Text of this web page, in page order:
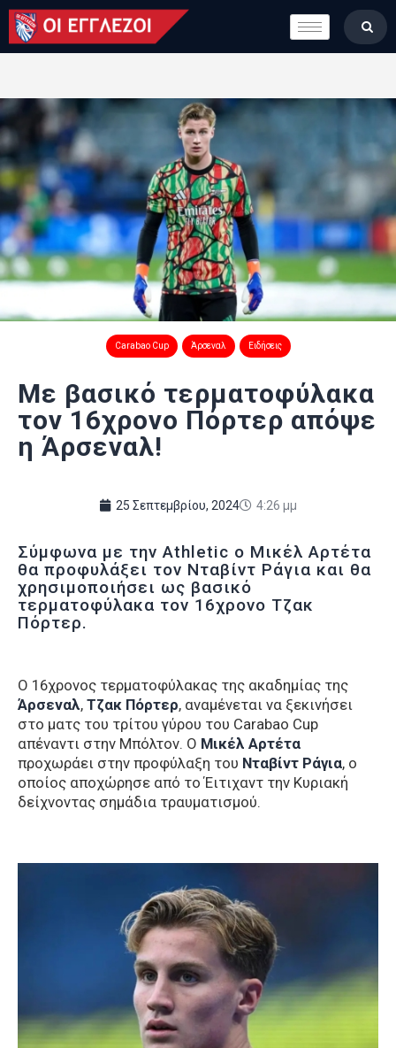
LONDON CALLING
ΚΑΤΗΓΟΡΙΕΣ
ΒΑΘΜΟΛΟΓΙΕΣ
ΟΜΑΔΕΣ
ΠΟΙΟΙ ΕΙΜΑΣΤΕ
Carabao Cup Άρσεναλ Ειδήσεις
Mε βασικό τερματοφύλακα
τον 16χρονο Πόρτερ απόψε
η Άρσεναλ!
25 Σεπτεμβρίου, 2024 4:26 μμ
Σύμφωνα με την Athletic ο Μικέλ Αρτέτα
θα προφυλάξει τον Νταβίντ Ράγια και θα
χρησιμοποιήσει ως βασικό
τερματοφύλακα τον 16χρονο Τζακ
Πόρτερ.
Ο 16χρονος τερματοφύλακας της ακαδημίας της
Άρσεναλ, Τζακ Πόρτερ, αναμένεται να ξεκινήσει
στο ματς του τρίτου γύρου του Carabao Cup
απέναντι στην Μπόλτον. Ο Μικέλ Αρτέτα
προχωράει στην προφύλαξη του Νταβίντ Ράγια, ο
οποίος αποχώρησε από το Έιτιχαντ την Κυριακή
δείχνοντας σημάδια τραυματισμού.